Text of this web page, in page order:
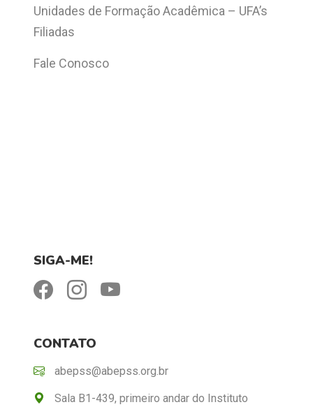
Unidades de Formação Acadêmica – UFA’s
Filiadas
Fale Conosco
SIGA-ME!
CONTATO
abepss@abepss.org.br
Sala B1-439, primeiro andar do Instituto